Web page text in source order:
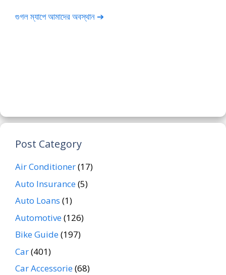
গুগল ম্যাপে আমাদের অবস্থান ➔
Post Category
Air Conditioner(17)
Auto Insurance(5)
Auto Loans (1)
Automotive(126)
Bike Guide(197)
Car(401)
Car Accessorie(68)